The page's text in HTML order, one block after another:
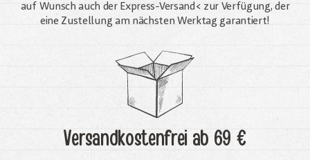
auf Wunsch auch der Express-Versand< zur Verfügung, der
eine Zustellung am nächsten Werktag garantiert!
Versandkostenfreiab 69 €